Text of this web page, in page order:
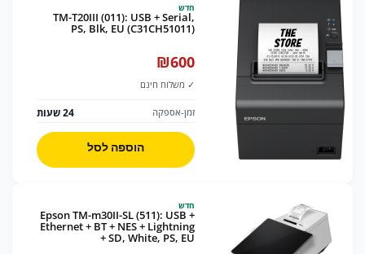
חדש
TM-T20III (011): USB + Serial,
PS, Blk, EU (C31CH51011)
₪600
✓ משלוח חינם
זמן-אספקה 24 שעות
הוספה לסל
חדש
Epson TM-m30II-SL (511): USB +
Ethernet + BT + NES + Lightning
+ SD, White, PS, EU